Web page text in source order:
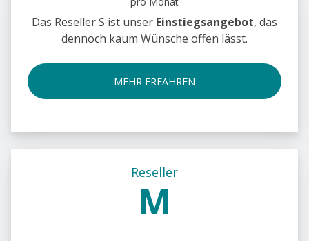
Das Reseller S ist unser Einstiegsangebot, das
dennoch kaum Wünsche offen lässt.
MEHR ERFAHREN
Reseller
M